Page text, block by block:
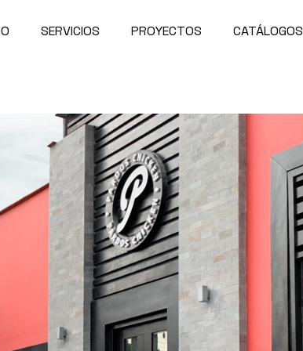
SERVICIOS PROYECTOS CATÁLOGOS